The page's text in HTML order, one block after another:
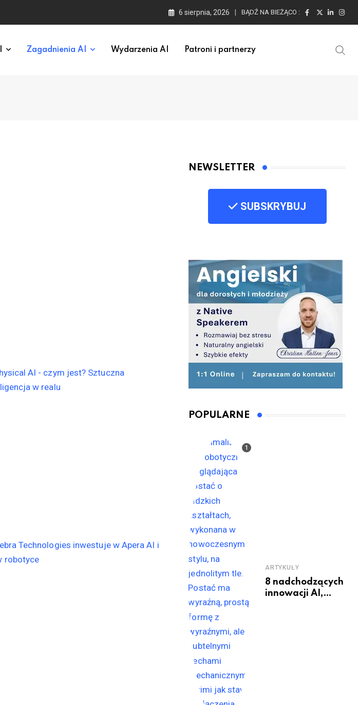
6 sierpnia, 2026 BĄDŹ NA BIEŻĄCO :
Zagadnienia AI Wydarzenia AI Patroni i partnerzy
NEWSLETTER
SUBSKRYBUJ
POPULARNE
ARTYKUŁY
8 nadchodzących
innowacji AI,